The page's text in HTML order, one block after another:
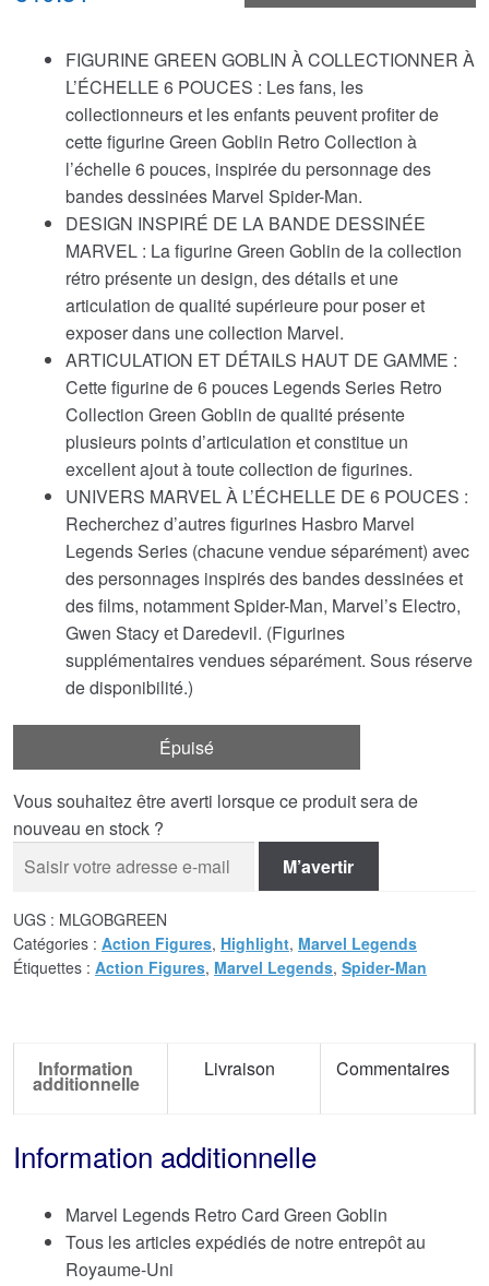
FIGURINE GREEN GOBLIN À COLLECTIONNER À
L’ÉCHELLE 6 POUCES : Les fans, les
collectionneurs et les enfants peuvent profiter de
cette figurine Green Goblin Retro Collection à
l’échelle 6 pouces, inspirée du personnage des
bandes dessinées Marvel Spider-Man.
DESIGN INSPIRÉ DE LA BANDE DESSINÉE
MARVEL : La figurine Green Goblin de la collection
rétro présente un design, des détails et une
articulation de qualité supérieure pour poser et
exposer dans une collection Marvel.
ARTICULATION ET DÉTAILS HAUT DE GAMME :
Cette figurine de 6 pouces Legends Series Retro
Collection Green Goblin de qualité présente
plusieurs points d’articulation et constitue un
excellent ajout à toute collection de figurines.
UNIVERS MARVEL À L’ÉCHELLE DE 6 POUCES :
Recherchez d’autres figurines Hasbro Marvel
Legends Series (chacune vendue séparément) avec
des personnages inspirés des bandes dessinées et
des films, notamment Spider-Man, Marvel’s Electro,
Gwen Stacy et Daredevil. (Figurines
supplémentaires vendues séparément. Sous réserve
de disponibilité.)
Épuisé
Vous souhaitez être averti lorsque ce produit sera de
nouveau en stock ?
M’avertir
UGS : MLGOBGREEN
Catégories : Action Figures, Highlight, Marvel Legends
Étiquettes : Action Figures, Marvel Legends, Spider-Man
Information
additionnelle
Livraison Commentaires
Information additionnelle
Marvel Legends Retro Card Green Goblin
Tous les articles expédiés de notre entrepôt au
Royaume-Uni